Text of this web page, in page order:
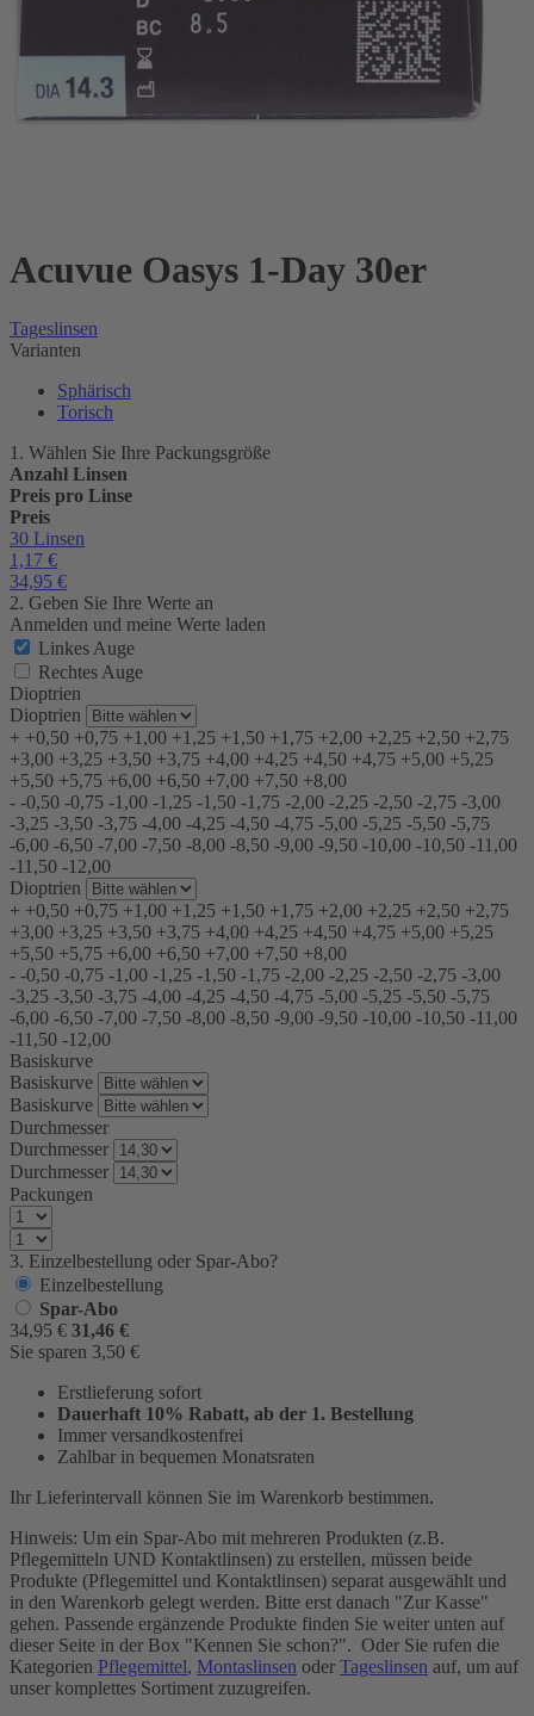
Acuvue Oasys 1-Day 30er
Tageslinsen
Varianten
Sphärisch
Torisch
1. Wählen Sie Ihre Packungsgröße
Anzahl Linsen
Preis pro Linse
Preis
30 Linsen
1,17 €
34,95 €
2. Geben Sie Ihre Werte an
Anmelden und meine Werte laden
Linkes Auge
Rechtes Auge
Dioptrien
Dioptrien
+ +0,50 +0,75 +1,00 +1,25 +1,50 +1,75 +2,00 +2,25 +2,50 +2,75
+3,00 +3,25 +3,50 +3,75 +4,00 +4,25 +4,50 +4,75 +5,00 +5,25
+5,50 +5,75 +6,00 +6,50 +7,00 +7,50 +8,00
- -0,50 -0,75 -1,00 -1,25 -1,50 -1,75 -2,00 -2,25 -2,50 -2,75 -3,00
-3,25 -3,50 -3,75 -4,00 -4,25 -4,50 -4,75 -5,00 -5,25 -5,50 -5,75
-6,00 -6,50 -7,00 -7,50 -8,00 -8,50 -9,00 -9,50 -10,00 -10,50 -11,00
-11,50 -12,00
Dioptrien
+ +0,50 +0,75 +1,00 +1,25 +1,50 +1,75 +2,00 +2,25 +2,50 +2,75
+3,00 +3,25 +3,50 +3,75 +4,00 +4,25 +4,50 +4,75 +5,00 +5,25
+5,50 +5,75 +6,00 +6,50 +7,00 +7,50 +8,00
- -0,50 -0,75 -1,00 -1,25 -1,50 -1,75 -2,00 -2,25 -2,50 -2,75 -3,00
-3,25 -3,50 -3,75 -4,00 -4,25 -4,50 -4,75 -5,00 -5,25 -5,50 -5,75
-6,00 -6,50 -7,00 -7,50 -8,00 -8,50 -9,00 -9,50 -10,00 -10,50 -11,00
-11,50 -12,00
Basiskurve
Basiskurve
Basiskurve
Durchmesser
Durchmesser
Durchmesser
Packungen
3. Einzelbestellung oder Spar-Abo?
Einzelbestellung
Spar-Abo
34,95 € 31,46 €
Sie sparen 3,50 €
Erstlieferung sofort
Dauerhaft 10% Rabatt, ab der 1. Bestellung
Immer versandkostenfrei
Zahlbar in bequemen Monatsraten
Ihr Lieferintervall können Sie im Warenkorb bestimmen.
Hinweis: Um ein Spar-Abo mit mehreren Produkten (z.B.
Pflegemitteln UND Kontaktlinsen) zu erstellen, müssen beide
Produkte (Pflegemittel und Kontaktlinsen) separat ausgewählt und
in den Warenkorb gelegt werden. Bitte erst danach "Zur Kasse"
gehen. Passende ergänzende Produkte finden Sie weiter unten auf
dieser Seite in der Box "Kennen Sie schon?". Oder Sie rufen die
Kategorien Pflegemittel, Montaslinsen oder Tageslinsen auf, um auf
unser komplettes Sortiment zuzugreifen.